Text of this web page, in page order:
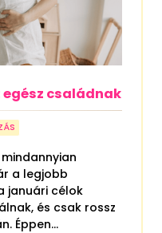
egész családnak
a legjobb
januári célok
és csak rossz
Éppen...